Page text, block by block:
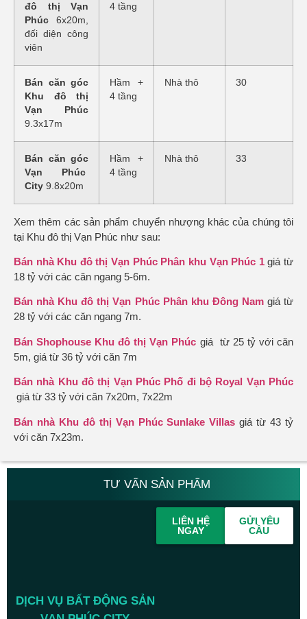
đô thị Vạn
Phúc 6x20m,
đối diện công
viên
4 tầng
Bán căn góc
Khu đô thị
Vạn Phúc
9.3x17m
Hầm +
4 tầng
Nhà thô 30
Bán căn góc
Vạn Phúc
City 9.8x20m
Hầm +
4 tầng
Nhà thô 33
Xem thêm các sản phẩm chuyển nhượng khác của chúng tôi
tại Khu đô thị Vạn Phúc như sau:
Bán nhà Khu đô thị Vạn Phúc Phân khu Vạn Phúc 1giá từ
18 tỷ với các căn ngang 5-6m.
Bán nhà Khu đô thị Vạn Phúc Phân khu Đông Namgiá từ
28 tỷ với các căn ngang 7m.
Bán Shophouse Khu đô thị Vạn Phúc giá từ 25 tỷ với căn
5m, giá từ 36 tỷ với căn 7m
Bán nhà Khu đô thị Vạn Phúc Phố đi bộ Royal Vạn Phúc
giá từ 33 tỷ với căn 7x20m, 7x22m
Bán nhà Khu đô thị Vạn Phúc Sunlake Villas giá từ 43 tỷ
với căn 7x23m.
TƯ VẤN SẢN PHẨM
DỊCH VỤ BẤT ĐỘNG SẢN
LIÊN HỆ
NGAY
GỬI YÊU
CẦU